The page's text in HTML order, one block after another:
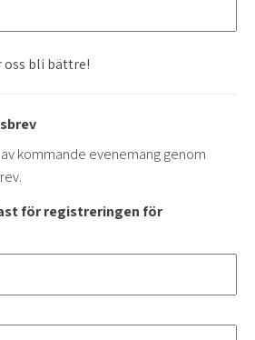
oss bli bättre!
kommande evenemang genom
för registreringen för